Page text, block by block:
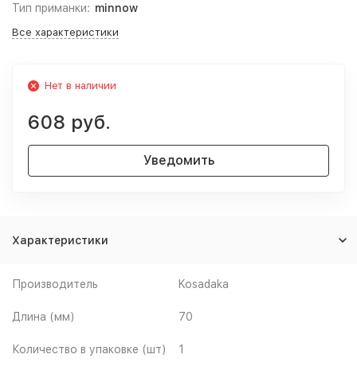
Тип приманки: minnow
Все характеристики
Нет в наличии
608 руб.
Уведомить
Характеристики
Производитель Kosadaka
Длина (мм) 70
Количество в упаковке (шт) 1